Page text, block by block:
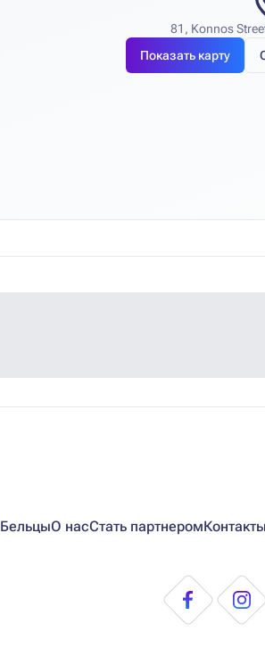
81, Konnos
Показать карту
БельцыО насСтать партнеромКонтакты